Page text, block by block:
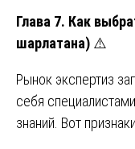
Глава 7. Как
шарлатана) ⚠️
Рынок экспертиз
себя
знаний. Вот